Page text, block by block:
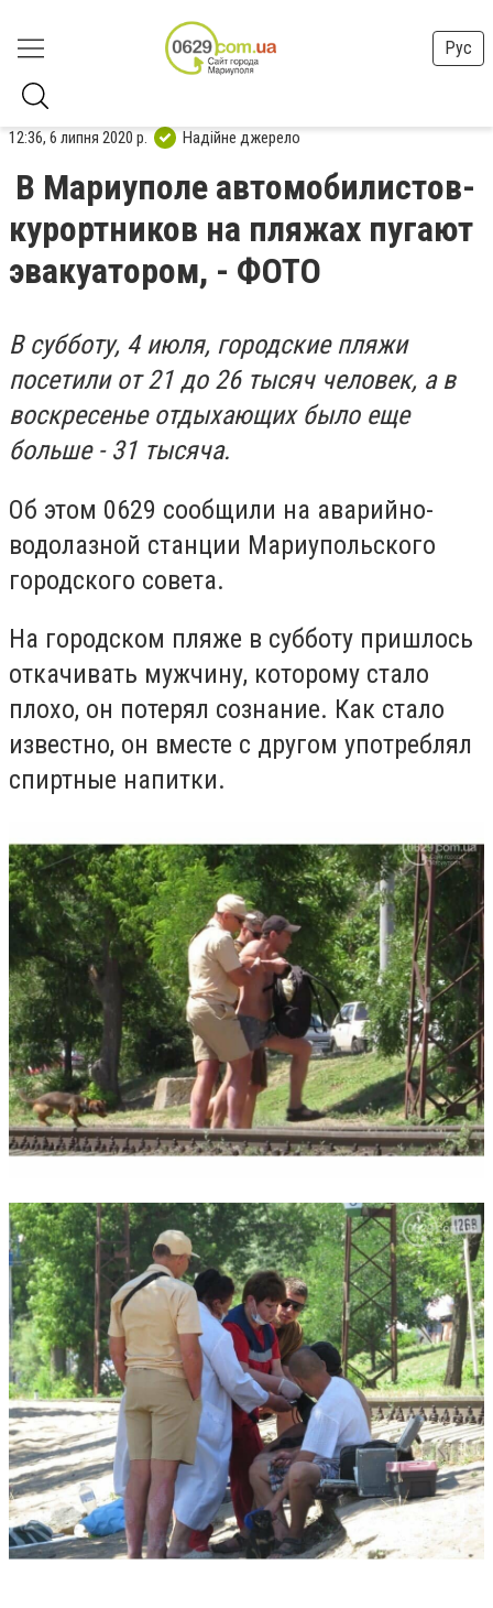
Рус
12:36, 6 липня 2020 р. Надійне джерело
В Мариуполе автомобилистов-
курортников на пляжах пугают
эвакуатором, - ФОТО
В субботу, 4 июля, городские пляжи
посетили от 21 до 26 тысяч человек, а в
воскресенье отдыхающих было еще
больше - 31 тысяча.
Об этом 0629 сообщили на аварийно-
водолазной станции Мариупольского
городского совета.
На городском пляже в субботу пришлось
откачивать мужчину, которому стало
плохо, он потерял сознание. Как стало
известно, он вместе с другом употреблял
спиртные напитки.